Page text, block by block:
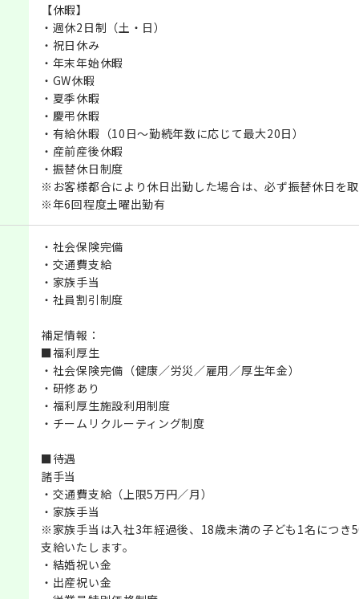
【休暇】
・週休2日制（土・日）
・祝日休み
・年末年始休暇
・GW休暇
・夏季休暇
・慶弔休暇
・有給休暇（10日～勤続年数に応じて最大20日）
・産前産後休暇
・振替休日制度
※お客様都合により休日出勤した場合は、必ず振替休日を
※年6回程度土曜出勤有
・社会保険完備
・交通費支給
・家族手当
・社員割引制度
補足情報：
■福利厚生
・社会保険完備（健康／労災／雇用／厚生年金）
・研修あり
・福利厚生施設利用制度
・チームリクルーティング制度
■待遇
諸手当
・交通費支給（上限5万円／月）
・家族手当
※家族手当は入社3年経過後、18歳未満の子ども1名につき
支給いたします。
・結婚祝い金
・出産祝い金